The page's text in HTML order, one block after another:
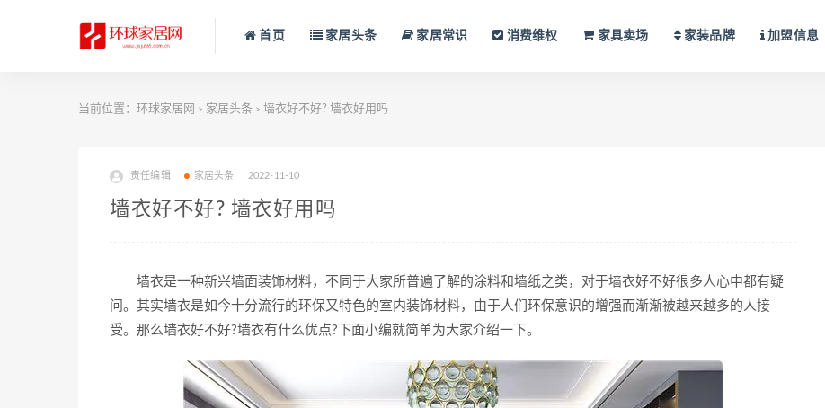
首页 家居头条 家居常识 消费维权 家具卖场 家装品牌 加盟信息
当前位置： 环球家居网 > 家居头条 > 墙衣好不好? 墙衣好用吗
责任编辑 家居头条 2022-11-10
墙衣好不好? 墙衣好用吗
墙衣是一种新兴墙面装饰材料，不同于大家所普遍了解的涂料和墙纸之类，对于墙衣好不好很多人心中都有疑
问。其实墙衣是如今十分流行的环保又特色的室内装饰材料，由于人们环保意识的增强而渐渐被越来越多的人接
受。那么墙衣好不好?墙衣有什么优点?下面小编就简单为大家介绍一下。